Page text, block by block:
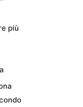
più